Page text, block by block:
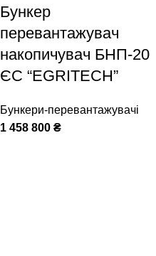
Бункер
перевантажувач
накопичувач БНП-20
ЄС “EGRITECH”
Бункери-перевантажувачі
1 458 800 ₴